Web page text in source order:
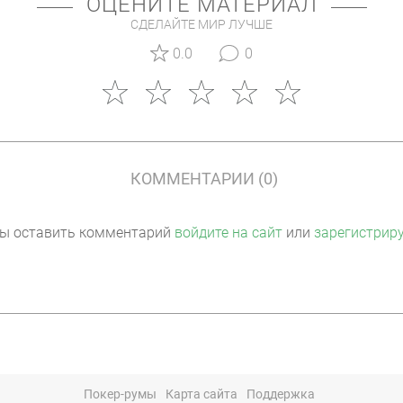
СДЕЛАЙТЕ МИР ЛУЧШЕ
0.0 0
КОММЕНТАРИИ (0)
оставить комментарий войдите на сайт или
Покер-румы Карта сайта Поддержка